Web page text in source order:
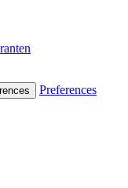
Preferences